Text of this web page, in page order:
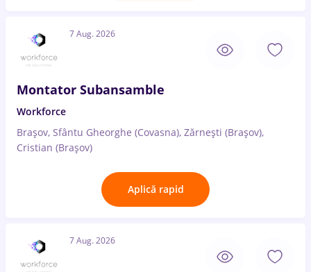
7 Aug. 2026
Montator Subansamble
Workforce
Brașov, Sfântu Gheorghe (Covasna), Zărnești (Brașov),
Cristian (Brașov)
Aplică rapid
7 Aug. 2026